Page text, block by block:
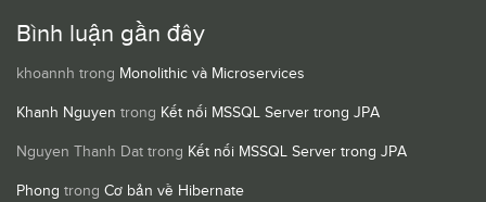
Bình luận gần đây
khoannh trong Monolithic và Microservices
Khanh Nguyen trong Kết nối MSSQL Server trong JPA
Nguyen Thanh Dat trong Kết nối MSSQL Server trong JPA
Phong trong Cơ bản về Hibernate